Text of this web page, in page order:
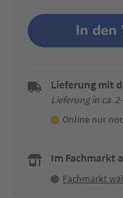
In den
Lieferung mit
Lieferung in ca.
Online nur
Im Fachmarkt
Fachmarkt